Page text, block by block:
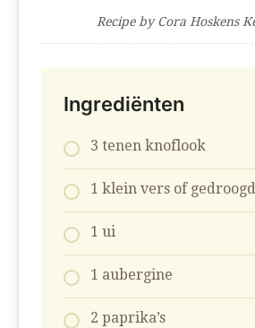
Recipe by Cora Hoskens
Ingrediënten
3 tenen knoflook
1 klein vers of
1 ui
1 aubergine
2 paprika’s